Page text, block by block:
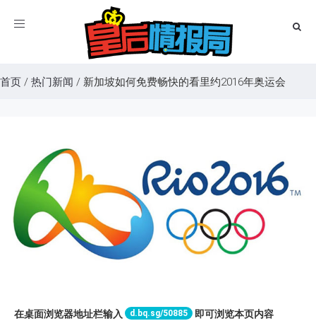
Toggle
首页 / 热门新闻 / 新加坡如何免费畅快的看里约2016年奥运会
在桌面浏览器地址栏输入 d.bq.sg/50885 即可浏览本页内容